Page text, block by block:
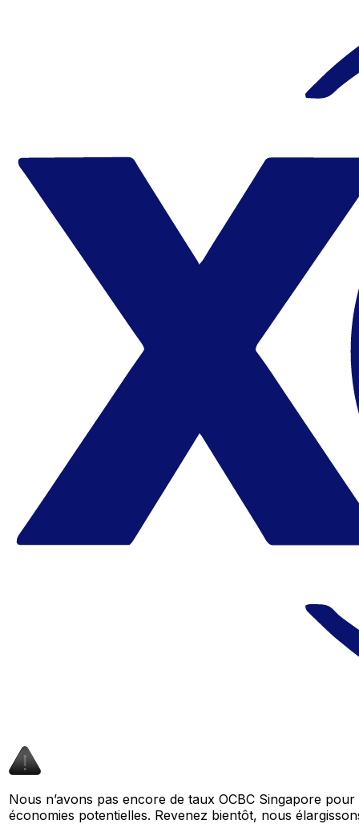
Nous n’avons pas encore de taux OCBC Singapore
économies potentielles. Revenez bientôt, nous